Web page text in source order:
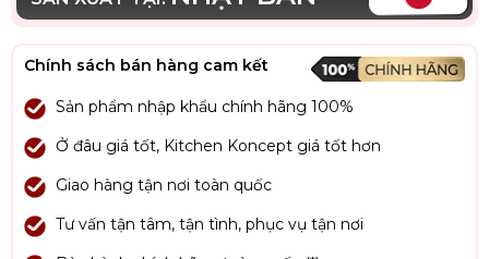
Chính sách bán hàng cam kết
Sản phẩm nhập khẩu chính hãng 100%
Ở đâu giá tốt, Kitchen Koncept giá tốt hơn
Giao hàng tận nơi toàn quốc
Tư vấn tận tâm, tận tình, phục vụ tận nơi